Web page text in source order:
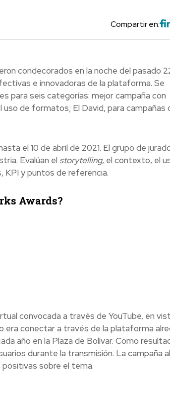
Compartir en:
condecorados en la noche del pasado
e innovadoras de la plataforma. Se
para seis categorías: mejor campaña con
de formatos; El David, para campañas
el 10 de abril de 2021. El grupo de
Evalúan el storytelling, el contexto, el
KPI y puntos de referencia.
Awards?
convocada a través de YouTube, en
era conectar a través de la plataforma
año en la Plaza de Bolívar. Como
durante la transmisión. La campaña
sobre el tema.